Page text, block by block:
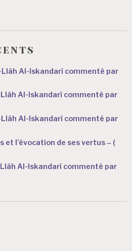
-Llâh Al-Iskandarî commenté par
-Llâh Al-Iskandarî commenté par
-Llâh Al-Iskandarî commenté par
et l’évocation de ses vertus – (
Llâh Al-Iskandarî commenté par